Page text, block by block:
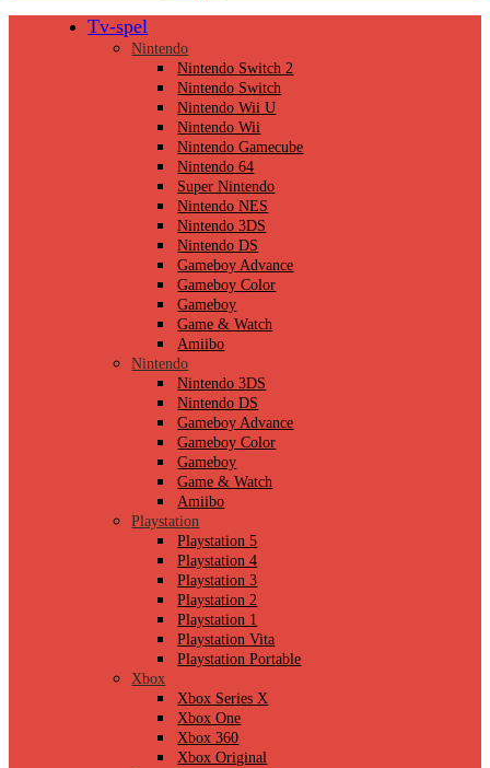
Tv-spel
Nintendo
Nintendo Switch 2
Nintendo Switch
Nintendo Wii U
Nintendo Wii
Nintendo Gamecube
Nintendo 64
Super Nintendo
Nintendo NES
Nintendo 3DS
Nintendo DS
Gameboy Advance
Gameboy Color
Gameboy
Game & Watch
Amiibo
Nintendo
Nintendo 3DS
Nintendo DS
Gameboy Advance
Gameboy Color
Gameboy
Game & Watch
Amiibo
Playstation
Playstation 5
Playstation 4
Playstation 3
Playstation 2
Playstation 1
Playstation Vita
Playstation Portable
Xbox
Xbox Series X
Xbox One
Xbox 360
Xbox Original